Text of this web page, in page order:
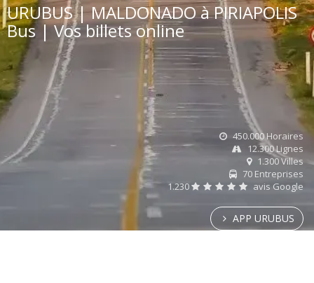
URUBUS | MALDONADO à PIRIAPOLIS
Bus | Vos billets online
450.000 Horaires
12.300 Lignes
1.300 Villes
70 Entreprises
1.230
avis Google
APP URUBUS